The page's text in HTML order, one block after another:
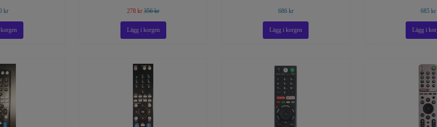
kr 278 kr 356 kr 686 kr 685 kr